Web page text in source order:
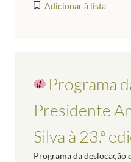
Adicionar à lista
Programa
Presidente
Silva à 23.ª
Programa da deslocação